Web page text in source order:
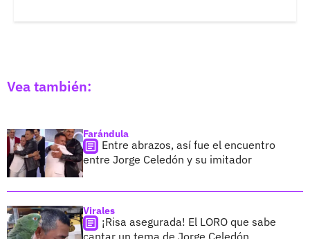
Vea también:
Farándula
Entre abrazos, así fue el encuentro
entre Jorge Celedón y su imitador
Virales
¡Risa asegurada! El LORO que sabe